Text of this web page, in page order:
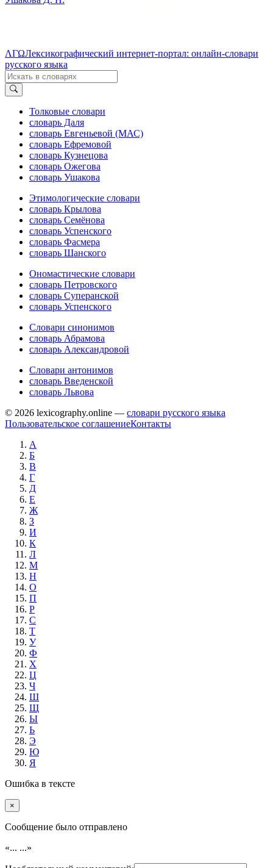
ΛΓΩЛексикографический интернет-портал: онлайн-словари
русского языка
Толковые словари
словарь Даля
словарь Евгеньевой (МАС)
словарь Ефремовой
словарь Кузнецова
словарь Ожегова
словарь Ушакова
Этимологические словари
словарь Крылова
словарь Семёнова
словарь Успенского
словарь Фасмера
словарь Шанского
Ономастические словари
словарь Петровского
словарь Суперанской
словарь Успенского
Словари синонимов
словарь Абрамова
словарь Александровой
Словари антонимов
словарь Введенской
словарь Львова
© 2026 lexicography.online — словари русского языка
Пользовательское соглашениеКонтакты
А
Б
В
Г
Д
Е
Ж
З
И
К
Л
М
Н
О
П
Р
С
Т
У
Ф
Х
Ц
Ч
Ш
Щ
Ы
Ь
Э
Ю
Я
Ошибка в тексте
×
Cообщение было отправлено
«... ...»